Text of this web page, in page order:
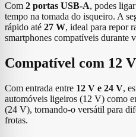
Com 2 portas USB-A, podes
tempo na tomada do isqueiro. A
rápido até 27 W, ideal para repor
smartphones compatíveis durante
Compatível com 12
Com entrada entre 12 V e 24 V,
automóveis ligeiros (12 V) como
(24 V), tornando-o versátil para
frotas.